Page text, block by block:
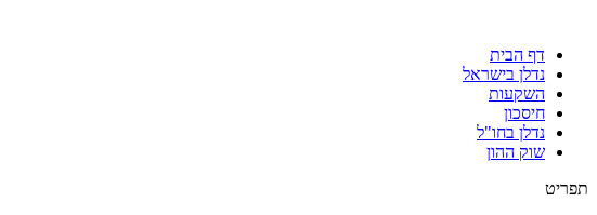
דף הבית
נדלן בישראל
השקעות
חיסכון
נדלן בחו"ל
שוק ההון
תפריט